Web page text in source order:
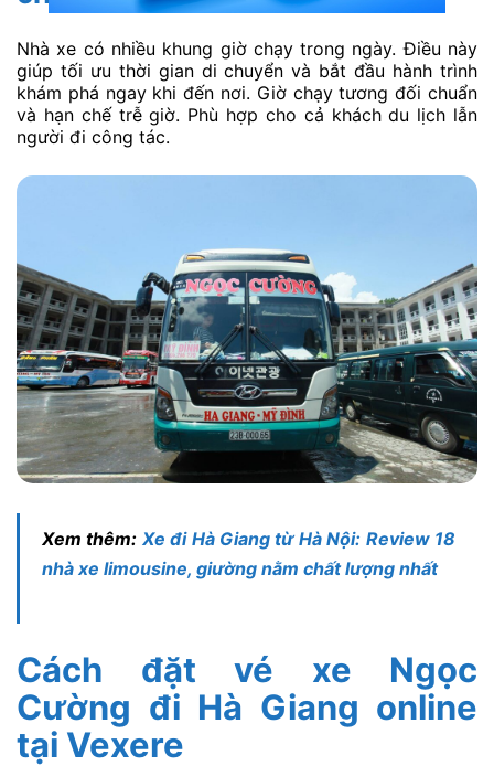
Nhà xe có nhiều khung giờ chạy trong ngày. Điều này
giúp tối ưu thời gian di chuyển và bắt đầu hành trình
khám phá ngay khi đến nơi. Giờ chạy tương đối chuẩn
và hạn chế trễ giờ. Phù hợp cho cả khách du lịch lẫn
người đi công tác.
Xem thêm: Xe đi Hà Giang từ Hà Nội: Review 18
nhà xe limousine, giường nằm chất lượng nhất
Cách đặt vé xe Ngọc
Cường đi Hà Giang online
tại Vexere